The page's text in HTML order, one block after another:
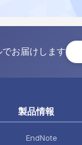
お届けします
製品情報
EndNote